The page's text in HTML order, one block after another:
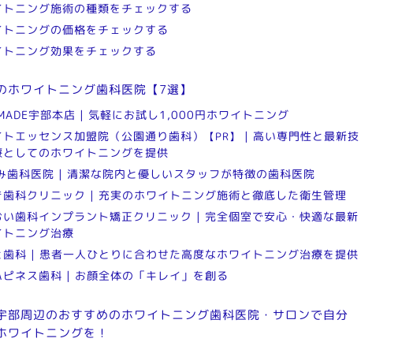
ニング施術の種類をチェックする
ニングの価格をチェックする
ニング効果をチェックする
ホワイトニング歯科医院【7選】
宇部本店 | 気軽にお試し1,000円ホワイトニング
エッセンス加盟院（公園通り歯科）
【PR】
| 高い専門性と最新技
してのホワイトニングを提供
歯科医院 | 清潔な院内と優しいスタッフが特徴の歯科医院
科クリニック | 充実のホワイトニング施術と徹底した衛生管理
歯科インプラント矯正クリニック | 完全個室で安心・快適な最新
ニング治療
科 | 患者一人ひとりに合わせた高度なホワイトニング治療を提供
ネス歯科 | お顔全体の「キレイ」を創る
部周辺のおすすめのホワイトニング歯科医院・サロンで自分
ワイトニングを！